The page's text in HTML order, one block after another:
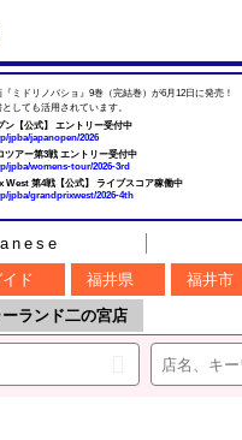
カ
ミドリノバショ』9巻（完結巻）が6月12日に発売！
しても活用されています。
ン【公式】 エントリー受付中
jpba/japanopen/2026
ツアー第3戦 エントリー受付中
jpba/womens-tour/2026-3rd
West 第4戦【公式】 ライブスコア稼働中
jpba/grandprixwest/2026-4th
ド
福井県
福井市
ランド二の宮店